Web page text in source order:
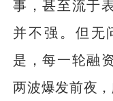
事，甚至流于
并不强。但无
是，每一轮融
两波爆发前夜，